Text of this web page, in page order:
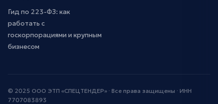
Гид по 223-ФЗ: как
работать с
госкорпорациями и крупным
бизнесом
© 2025 ООО ЭТП «СПЕЦТЕНДЕР» · Все права защищены · ИНН
7707083893